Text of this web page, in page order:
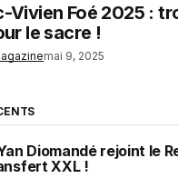
Vivien Foé 2025 :
le sacre !
mai 9, 2025
Diomandé rejoint le
XXL !